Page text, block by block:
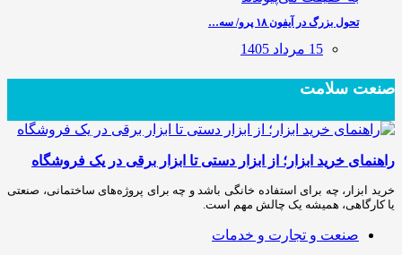
تحول بزرگ در آیفون ۱۸ پرو/ سه…
15 مرداد 1405
صنعت سلامت
راهنمای خرید ابزار؛ از ابزار دستی تا ابزار برقی در یک فروشگاه
خرید ابزار، چه برای استفاده خانگی باشد و چه برای پروژه‌های ساختمانی، صنعتی
یا کارگاهی، همیشه یک چالش مهم است.
صنعت و تجارت و خدمات